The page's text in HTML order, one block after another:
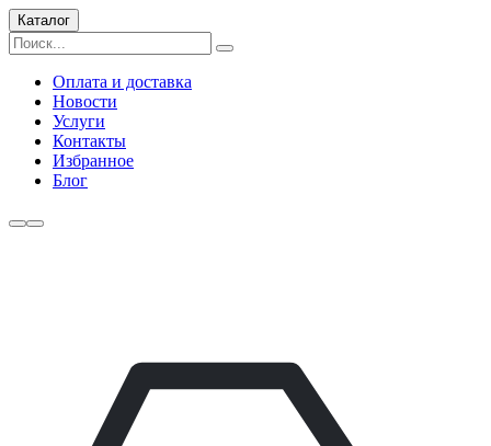
Каталог
Оплата и доставка
Новости
Услуги
Контакты
Избранное
Блог